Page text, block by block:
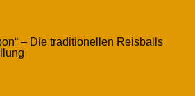
– Die traditionellen Reisballs